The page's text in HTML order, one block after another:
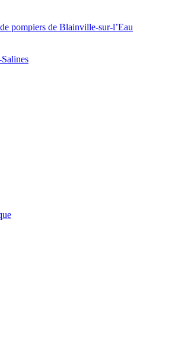
pompiers de Blainville-sur-l’Eau